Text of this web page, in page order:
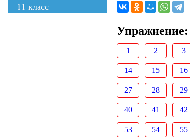
11 класс
Упражнение:
1 2 3
14 15 16
27 28 29
40 41 42
53 54 55